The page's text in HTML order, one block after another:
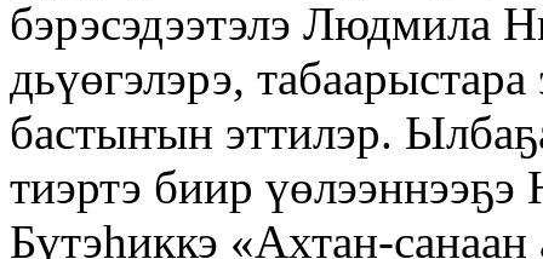
бэрэсэдээтэлэ Людмила
дьүөгэлэрэ,
бастыҥын эттилэр.
тиэртэ биир
Бүтэһиккэ «Ахтан-